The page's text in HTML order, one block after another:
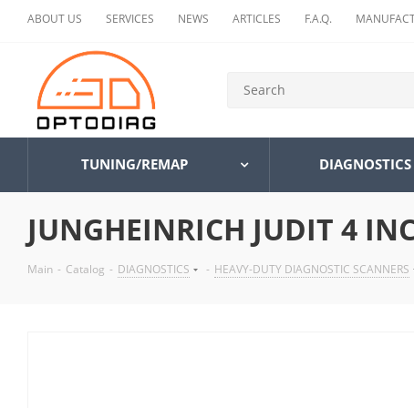
ABOUT US SERVICES NEWS ARTICLES F.A.Q.
TUNING/REMAP DIAGNOSTICS
JUNGHEINRICH JUDIT 4
Main - Catalog - DIAGNOSTICS - HEAVY-DUTY DIAGNOSTIC SCANNERS